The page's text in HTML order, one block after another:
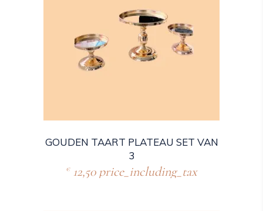
GOUDEN TAART PLATEAU SET VAN
3
€12,50 price_including_tax